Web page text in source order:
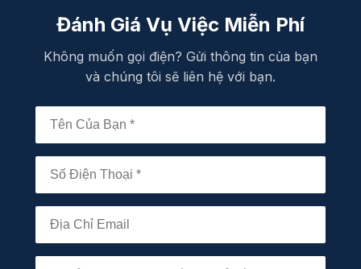
Đánh Giá Vụ Việc Miễn Phí
Không muốn gọi điện? Gửi thông tin của bạn
và chúng tôi sẽ liên hệ với bạn.